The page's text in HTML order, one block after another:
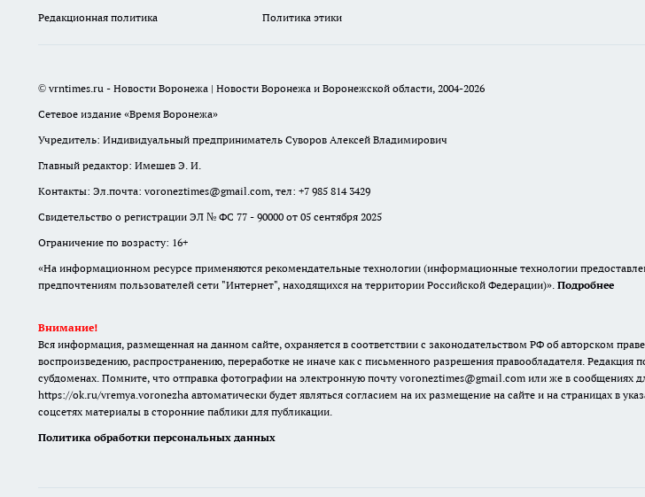
Редакционная политика Политика этики
© vrntimes.ru - Новости Воронежа | Новости Воронежа и Воронежской области, 2004-2026
Сетевое издание «Время Воронежа»
Учредитель: Индивидуальный предприниматель Суворов Алексей Владимирович
Главный редактор: Имешев Э. И.
Контакты: Эл.почта: voroneztimes@gmail.com, тел: +7 985 814 3429
Свидетельство о регистрации ЭЛ № ФС 77 - 90000 от 05 сентября 2025
Ограничение по возрасту: 16+
«На информационном ресурсе применяются рекомендательные технологии (информационные технологии
предпочтениям пользователей сети "Интернет", находящихся на территории Российской Федерации)». Подробнее
Внимание!
Вся информация, размещенная на данном сайте, охраняется в соответствии с законодательством РФ об авторском
воспроизведению, распространению, переработке не иначе как с письменного разрешения правообладателя. Редакция
субдоменах. Помните, что отправка фотографии на электронную почту voroneztimes@gmail.com или же в сообщениях
https://ok.ru/vremya.voronezha автоматически будет являться согласием на их размещение на сайте и на страницах в
соцсетях материалы в сторонние паблики для публикации.
Политика обработки персональных данных